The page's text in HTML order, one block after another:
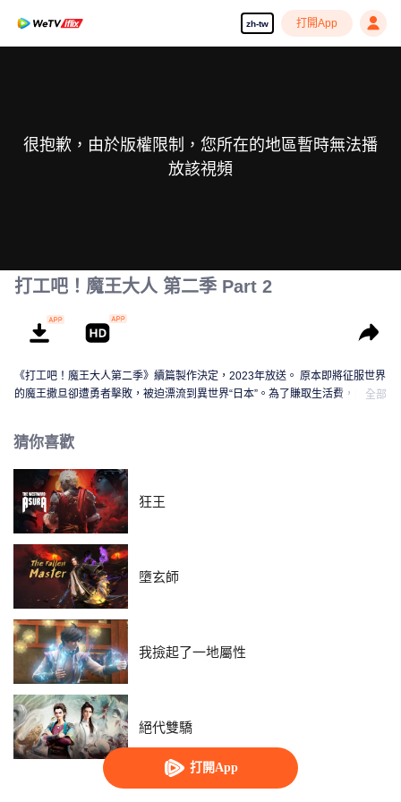
zh-tw 打開App
打開App
很抱歉，由於版權限制，您所在的地區暫時無法播
放該視頻
打工吧！魔王大人 第二季 Part 2
《打工吧！魔王大人第二季》續篇製作決定，2023年放送。 原本即將征服世界
的魔王撒旦卻遭勇者擊敗，被迫漂流到異世界“日本”。為了賺取生活費，魔王將
全部
猜你喜歡
狂王
墮玄師
我撿起了一地屬性
絕代雙驕